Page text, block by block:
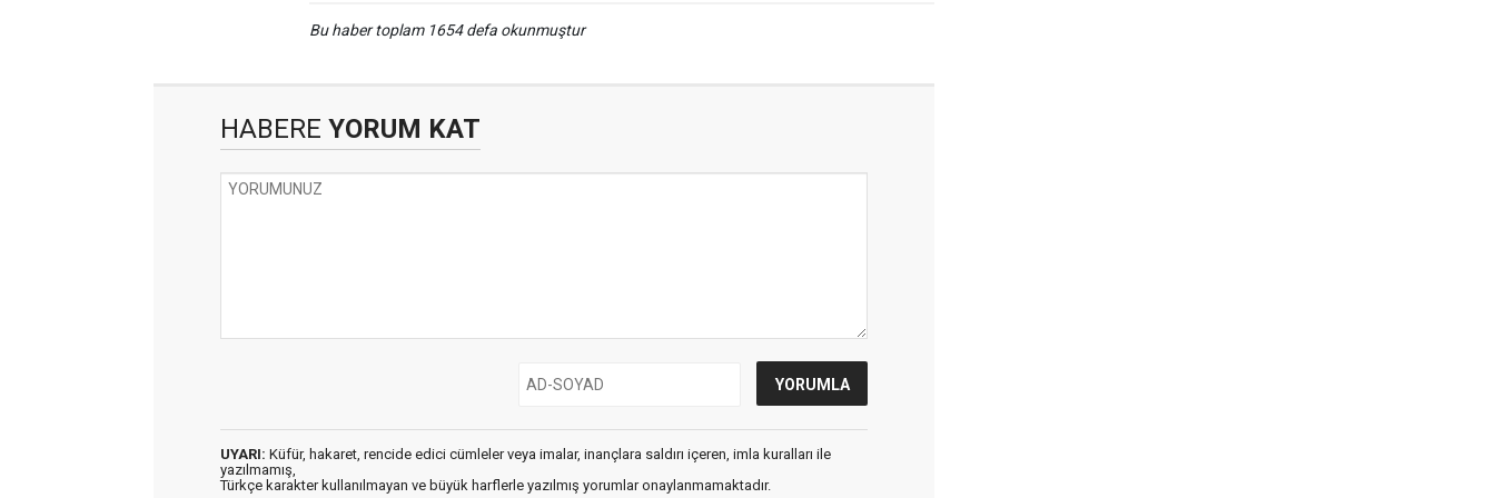
Bu haber toplam 1654 defa okunmuştur
HABERE YORUM KAT
UYARI: Küfür, hakaret, rencide edici cümleler veya imalar, inançlara saldırı içeren, imla kuralları ile
yazılmamış,
Türkçe karakter kullanılmayan ve büyük harflerle yazılmış yorumlar onaylanmamaktadır.